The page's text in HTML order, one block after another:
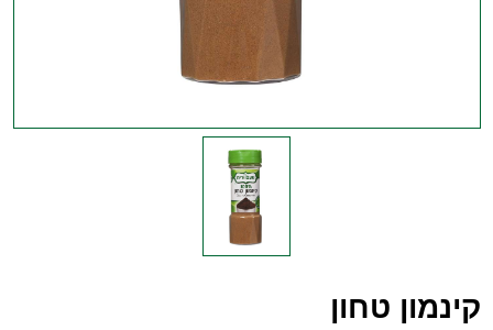
קינמון טחון